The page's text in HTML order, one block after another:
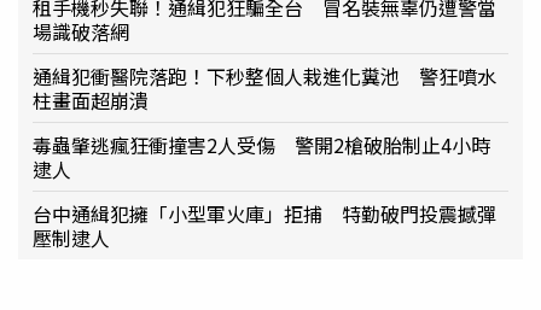
租手機秒失聯！通緝犯狂騙全台 冒名裝無辜仍遭警當
場識破落網
通緝犯衝醫院落跑！下秒整個人栽進化糞池 警狂噴水
柱畫面超崩潰
毒蟲肇逃瘋狂衝撞害2人受傷 警開2槍破胎制止4小時
逮人
台中通緝犯擁「小型軍火庫」拒捕 特勤破門投震撼彈
壓制逮人